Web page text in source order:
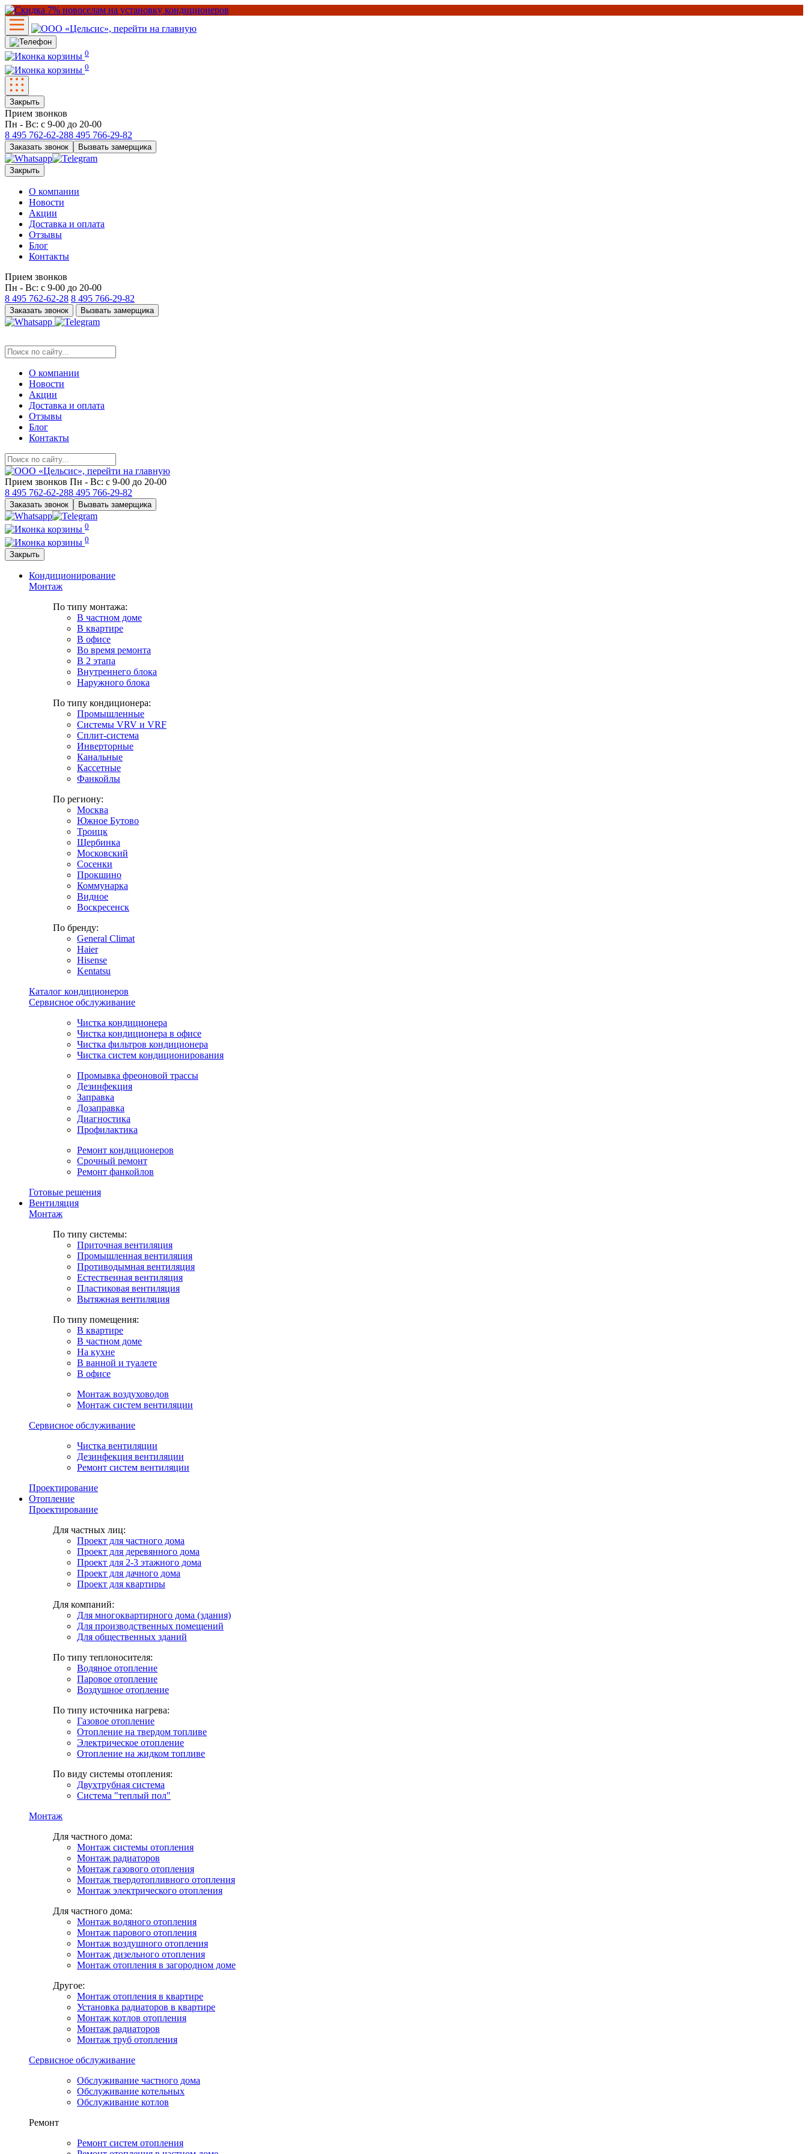
0
0
Закрыть
Прием звонков
Пн - Вс: с 9-00 до 20-00
8 495 762-62-288 495 766-29-82
Заказать звонок Вызвать замерщика
Закрыть
О компании
Новости
Акции
Доставка и оплата
Отзывы
Блог
Контакты
Прием звонков
Пн - Вс: с 9-00 до 20-00
8 495 762-62-28 8 495 766-29-82
Заказать звонок Вызвать замерщика
О компании
Новости
Акции
Доставка и оплата
Отзывы
Блог
Контакты
Прием звонков Пн - Вс: с 9-00 до 20-00
8 495 762-62-288 495 766-29-82
Заказать звонок Вызвать замерщика
0
0
Закрыть
Кондиционирование
Монтаж
По типу монтажа:
В частном доме
В квартире
В офисе
Во время ремонта
В 2 этапа
Внутреннего блока
Наружного блока
По типу кондиционера:
Промышленные
Системы VRV и VRF
Сплит-система
Инверторные
Канальные
Кассетные
Фанкойлы
По региону:
Москва
Южное Бутово
Троицк
Щербинка
Московский
Сосенки
Прокшино
Коммунарка
Видное
Воскресенск
По бренду:
General Climat
Haier
Hisense
Kentatsu
Каталог кондиционеров
Сервисное обслуживание
Чистка кондиционера
Чистка кондиционера в офисе
Чистка фильтров кондиционера
Чистка систем кондиционирования
Промывка фреоновой трассы
Дезинфекция
Заправка
Дозаправка
Диагностика
Профилактика
Ремонт кондиционеров
Срочный ремонт
Ремонт фанкойлов
Готовые решения
Вентиляция
Монтаж
По типу системы:
Приточная вентиляция
Промышленная вентиляция
Противодымная вентиляция
Естественная вентиляция
Пластиковая вентиляция
Вытяжная вентиляция
По типу помещения:
В квартире
В частном доме
На кухне
В ванной и туалете
В офисе
Монтаж воздуховодов
Монтаж систем вентиляции
Сервисное обслуживание
Чистка вентиляции
Дезинфекция вентиляции
Ремонт систем вентиляции
Проектирование
Отопление
Проектирование
Для частных лиц:
Проект для частного дома
Проект для деревянного дома
Проект для 2-3 этажного дома
Проект для дачного дома
Проект для квартиры
Для компаний:
Для многоквартирного дома (здания)
Для производственных помещений
Для общественных зданий
По типу теплоносителя:
Водяное отопление
Паровое отопление
Воздушное отопление
По типу источника нагрева:
Газовое отопление
Отопление на твердом топливе
Электрическое отопление
Отопление на жидком топливе
По виду системы отопления:
Двухтрубная система
Система "теплый пол"
Монтаж
Для частного дома:
Монтаж системы отопления
Монтаж радиаторов
Монтаж газового отопления
Монтаж твердотопливного отопления
Монтаж электрического отопления
Для частного дома:
Монтаж водяного отопления
Монтаж парового отопления
Монтаж воздушного отопления
Монтаж дизельного отопления
Монтаж отопления в загородном доме
Другое:
Монтаж отопления в квартире
Установка радиаторов в квартире
Монтаж котлов отопления
Монтаж радиаторов
Монтаж труб отопления
Сервисное обслуживание
Обслуживание частного дома
Обслуживание котельных
Обслуживание котлов
Ремонт
Ремонт систем отопления